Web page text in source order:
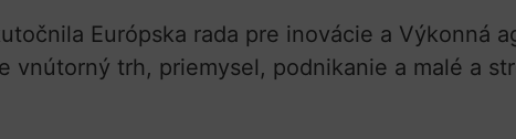
Európska rada pre inovácie a Výkonná
vnútorný trh, priemysel, podnikanie a malé a